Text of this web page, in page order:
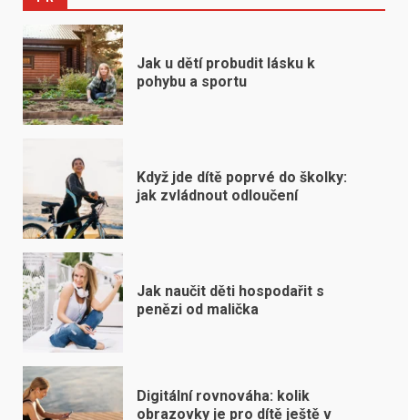
Jak u dětí probudit lásku k
pohybu a sportu
Když jde dítě poprvé do školky:
jak zvládnout odloučení
Jak naučit děti hospodařit s
penězi od malička
Digitální rovnováha: kolik
obrazovky je pro dítě ještě v